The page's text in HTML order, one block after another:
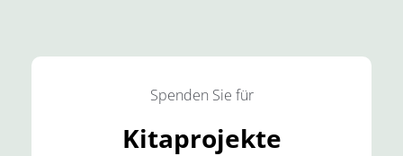
Spenden Sie für
Kitaprojekte